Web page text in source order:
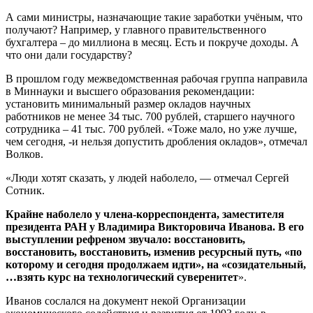
А сами министры, назначающие такие заработки учёным, что
получают? Например, у главного правительственного
бухгалтера – до миллиона в месяц. Есть и покруче доходы. А
что они дали государству?
В прошлом году межведомственная рабочая группа направила
в Миннауки и высшего образования рекомендации:
установить минимальный размер окладов научных
работников не менее 34 тыс. 700 рублей, старшего научного
сотрудника – 41 тыс. 700 рублей. «Тоже мало, но уже лучше,
чем сегодня, -и нельзя допустить дробления окладов», отмечал
Волков.
«Люди хотят сказать, у людей наболело, — отмечал Сергей
Сотник.
Крайне наболело у члена-корреспондента, заместителя
президента РАН у Владимира Викторовича Иванова. В его
выступлении рефреном звучало: восстановить,
восстановить, восстановить, изменив ресурсный путь, «по
которому и сегодня продолжаем идти», на «созидательный,
…взять курс на технологический суверенитет».
Иванов сослался на документ некой Организации